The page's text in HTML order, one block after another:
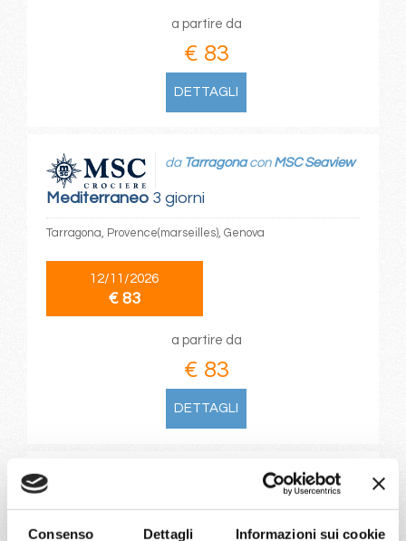
Consenso Dettagli Informazioni sui cookie
a partire da
€ 83
DETTAGLI
Mediterraneo3 giorni
da Tarragonacon MSC Seaview
Tarragona, Provence(marseilles), Genova
12/11/2026
€ 83
a partire da
€ 83
DETTAGLI
Mediterraneo4 giorni
conCosta